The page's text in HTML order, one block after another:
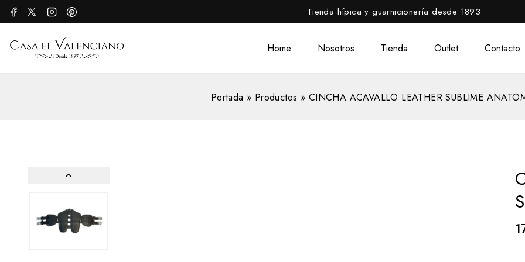
Tienda hípica y guarnicionería desde 1893
Home Nosotros Tienda Outlet Contacto
Portada » Productos » CINCHA ACAVALLO LEATHER SUBLIME